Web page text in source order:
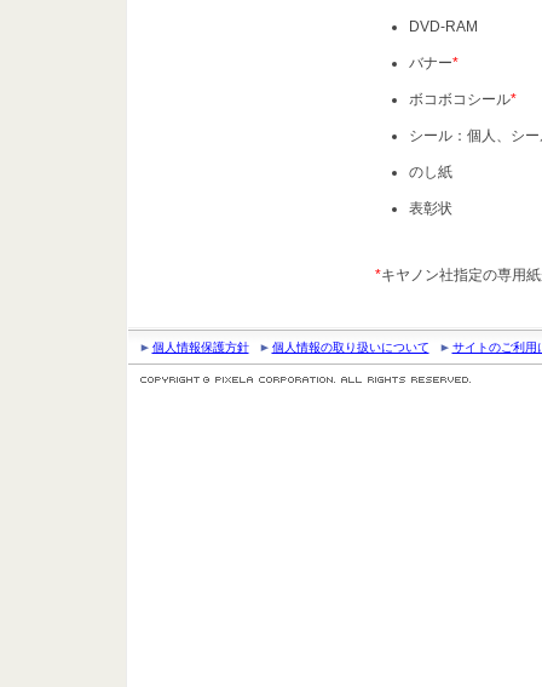
DVD-RAM
バナー*
ボコボコシール*
シール：個人、シ
のし紙
表彰状
*キヤノン社指定の専用
個人情報保護方針 個人情報の取り扱いについて サイトのご利用